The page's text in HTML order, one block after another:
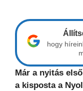
hogy
Már a nyitás
a kisposta a